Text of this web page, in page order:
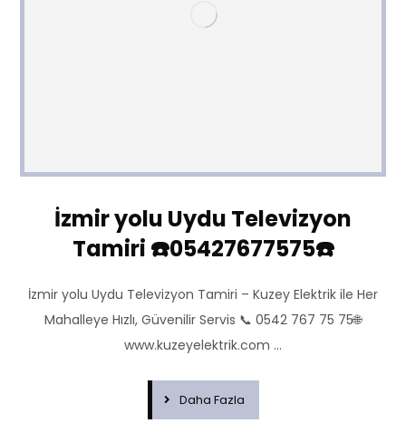
İzmir yolu Uydu Televizyon
Tamiri ☎️05427677575☎️
İzmir yolu Uydu Televizyon Tamiri – Kuzey Elektrik ile Her
Mahalleye Hızlı, Güvenilir Servis 📞 0542 767 75 75🌐
www.kuzeyelektrik.com ...
Daha Fazla